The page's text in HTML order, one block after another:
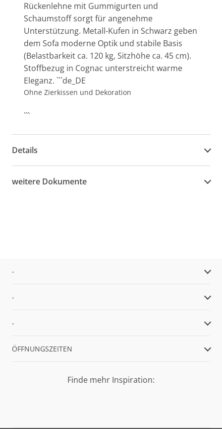
Rückenlehne mit Gummigurten und
Schaumstoff sorgt für angenehme
Unterstützung. Metall-Kufen in Schwarz geben
dem Sofa moderne Optik und stabile Basis
(Belastbarkeit ca. 120 kg, Sitzhöhe ca. 45 cm).
Stoffbezug in Cognac unterstreicht warme
Eleganz. ```de_DE
Ohne Zierkissen und Dekoration
```
Details
weitere Dokumente
-
-
-
ÖFFNUNGSZEITEN
Finde mehr Inspiration: